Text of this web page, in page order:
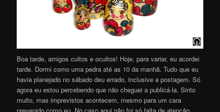
Boa tarde, amigos cultos e ocultos! Hoje, para variar, eu acordei
tarde. Dormi como uma pedra até as 10 da manhã. Tudo que eu
havia planejado no sábado deu errado, inclusive a postagem. Só
agora eu estou percebendo que não cheguei a publicá-la. Sinto
muito, mas imprevistos acontecem, mesmo para um cara